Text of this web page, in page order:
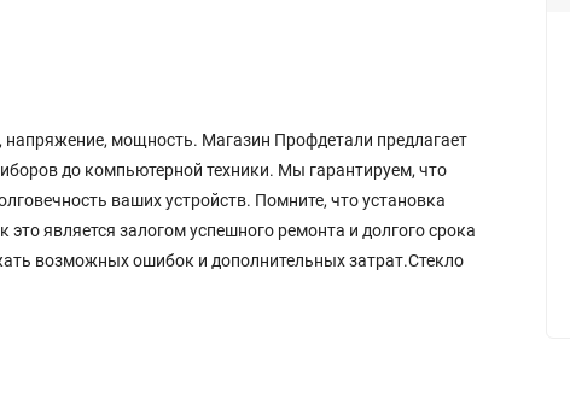
напряжение, мощность. Магазин Профдетали предлагает
до компьютерной техники. Мы гарантируем, что
ваших устройств. Помните, что установка
является залогом успешного ремонта и долгого срока
возможных ошибок и дополнительных затрат.Стекло